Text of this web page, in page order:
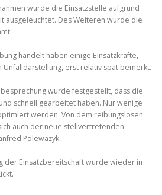
wurde die Einsatzstelle aufgrund
ausgeleuchtet. Des Weiteren wurde die
handelt haben einige Einsatzkräfte,
erst relativ spät bemerkt.
wurde festgestellt, dass die
schnell gearbeitet haben. Nur wenige
werden. Von dem reibungslosen
auch der neue stellvertretenden
Polewazyk.
der Einsatzbereitschaft wurde wieder in